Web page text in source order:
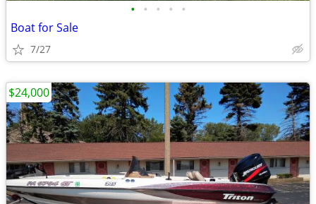
• • • • •
Boat for Sale
7/27
$24,000